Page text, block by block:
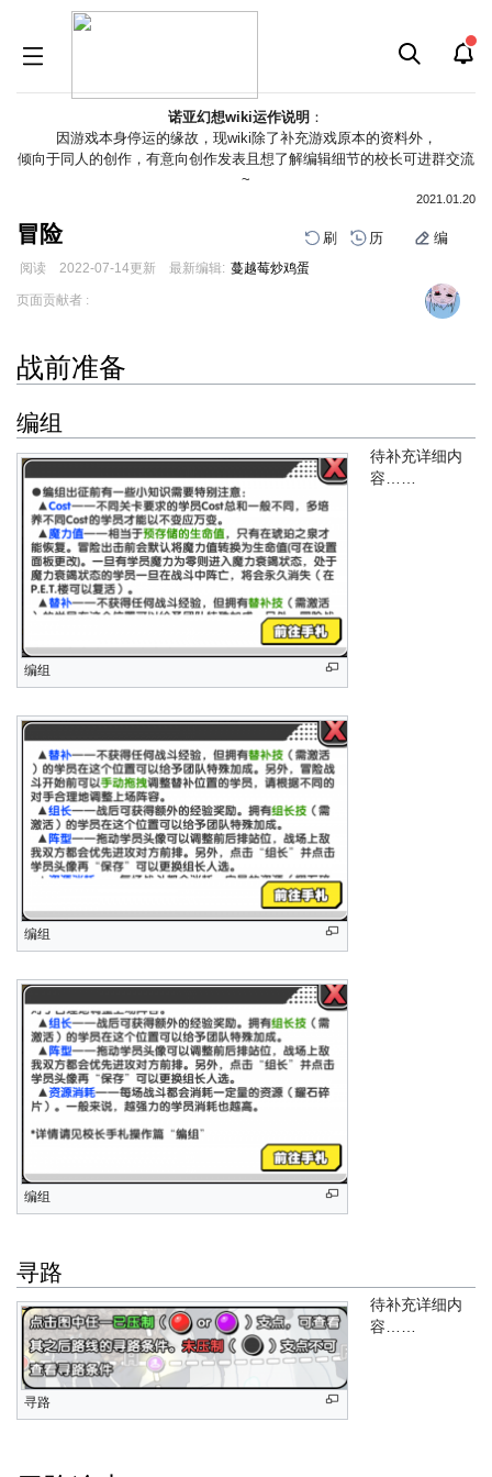
诺亚幻想wiki运作说明 ：
因游戏本身停运的缘故，现wiki除了补充游戏原本的资料外，
倾向于同人的创作，有意向创作发表且想了解编辑细节的校长可进群交流
~
2021.01.20
冒险 刷 历 编
阅读 2022-07-14更新 最新编辑: 蔓越莓炒鸡蛋
跳
航
跳
索
页面贡献者 :
战前准备
编组
编组
待补充详细内
容……
编组
编组
寻路
寻路
待补充详细内
容……